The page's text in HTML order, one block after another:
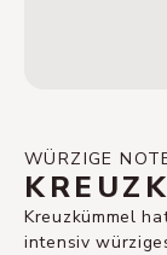
WÜRZIGE
Kreuzkümmel
intensiv